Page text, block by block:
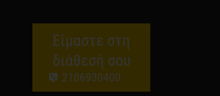
Είμαστε στη
διάθεσή σου
2106930400